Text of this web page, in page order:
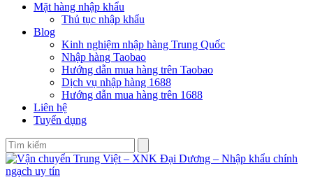
Mặt hàng nhập khẩu
Thủ tục nhập khẩu
Blog
Kinh nghiệm nhập hàng Trung Quốc
Nhập hàng Taobao
Hướng dẫn mua hàng trên Taobao
Dịch vụ nhập hàng 1688
Hướng dẫn mua hàng trên 1688
Liên hệ
Tuyển dụng